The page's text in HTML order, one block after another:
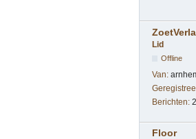
Lid
Offline
Van:
Berichten:
Floor